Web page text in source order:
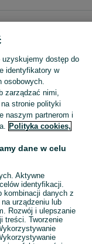
Szeroki wybór czółenek damskich Nowy Sącz ▶️ skórzane, na obcasie, szpiczaste i okrągłe ✅ Nowe i używane w dobrych cenach ✌ Sprawdź oferty na OLX.pl! Zobacz
dostęp do
identyfikatory w
osobowych.
zarządzać nimi,
stronie polityki
naszym partnerom i
Polityka cookies,
dane w celu
Aktywne
identyfikacji.
kombinacji danych z
urządzeniu lub
Rozwój i ulepszanie
treści. Tworzenie